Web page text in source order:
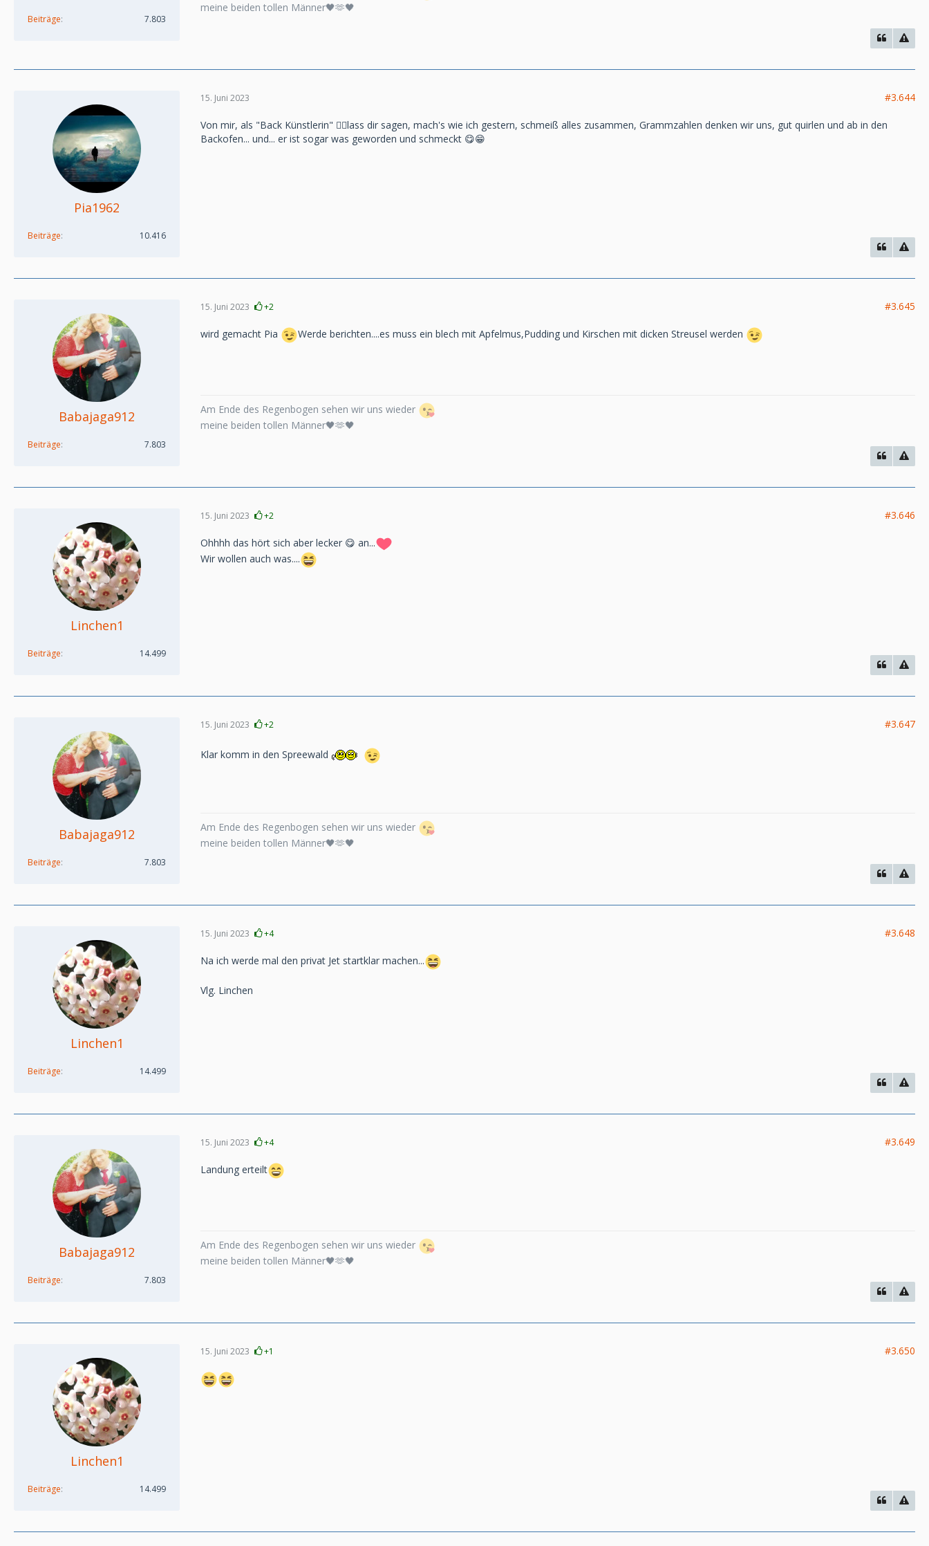
Beiträge 7.803
meine beiden tollen Männer🖤🫶🖤
Pia1962
Beiträge 10.416
15. Juni 2023 #3.644
Von mir, als "Back Künstlerin" 🤦‍♀️lass dir sagen, mach's wie ich gestern, schmeiß alles zusammen, Grammzahlen denken wir uns, gut quirlen und ab in den
Backofen... und... er ist sogar was geworden und schmeckt 😋😁
Babajaga912
Beiträge 7.803
15. Juni 2023 +2 #3.645
wird gemacht Pia Werde berichten....es muss ein blech mit Apfelmus,Pudding und Kirschen mit dicken Streusel werden
Am Ende des Regenbogen sehen wir uns wieder
meine beiden tollen Männer🖤🫶🖤
Linchen1
Beiträge 14.499
15. Juni 2023 +2 #3.646
Ohhhh das hört sich aber lecker 😋 an...
Wir wollen auch was....
Babajaga912
Beiträge 7.803
15. Juni 2023 +2 #3.647
Klar komm in den Spreewald
Am Ende des Regenbogen sehen wir uns wieder
meine beiden tollen Männer🖤🫶🖤
Linchen1
Beiträge 14.499
15. Juni 2023 +4 #3.648
Na ich werde mal den privat Jet startklar machen...
Vlg. Linchen
Babajaga912
Beiträge 7.803
15. Juni 2023 +4 #3.649
Landung erteilt
Am Ende des Regenbogen sehen wir uns wieder
meine beiden tollen Männer🖤🫶🖤
Linchen1
Beiträge 14.499
15. Juni 2023 +1 #3.650